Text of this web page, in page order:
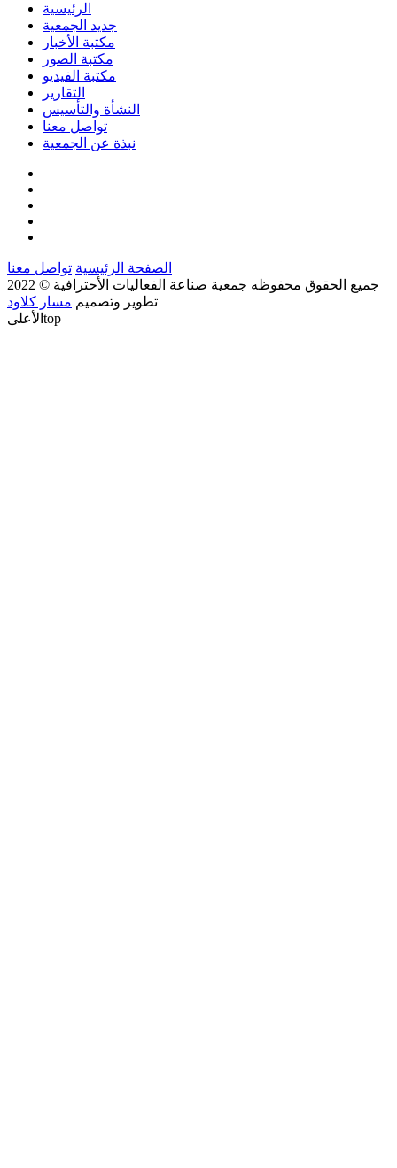
الرئيسية
جديد الجمعية
مكتبة الأخبار
مكتبة الصور
مكتبة الفيديو
التقارير
النشأة والتأسيس
تواصل معنا
نبذة عن الجمعية
الصفحة الرئيسية تواصل معنا
جميع الحقوق محفوظه جمعية صناعة الفعاليات الأحترافية © 2022
تطوير وتصميم مسار كلاود
الأعلى top